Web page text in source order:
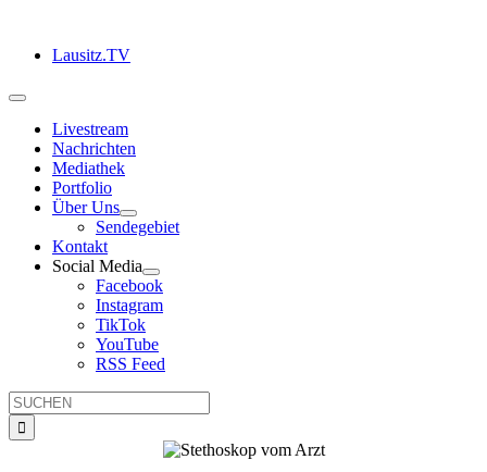
springenLausitz.TV
Toggle
NavigationLivestream
Nachrichten
Mediathek
Portfolio
Über Uns
Sendegebiet
Kontakt
Social Media
Facebook
Instagram
TikTok
YouTube
RSS Feed
Suche
nach: